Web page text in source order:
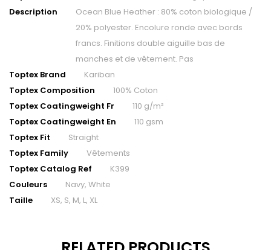
Description
Ocean Blue Heather : 80% coton biologique /
20% polyester. Encolure ronde avec bords
francs. Finitions double aiguille bas de
manches et de vêtement. Pas
Toptex Brand
Kariban
Toptex Composition
100% Coton
Toptex Coatingweight Fr
110 g/m²
Toptex Coatingweight En
110 gsm
Toptex Fit
Straight
Toptex Family
Vêtements
Toptex Catalog Ref
K399
Couleurs
Navy, White
Taille
XS, S, M, L, XL